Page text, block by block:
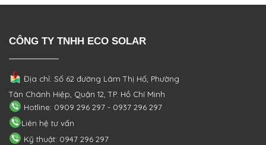
CÔNG TY TNHH ECO SOLAR
Địa chỉ: Số 62 đường Lâm Thị Hố, Phường
Tân Chánh Hiệp, Quận 12, TP. Hồ Chí Minh
Hotline: 0909 296 297 - 0937 296 297
Liên hệ tư vấn
Kỹ thuật: 0947 296 297